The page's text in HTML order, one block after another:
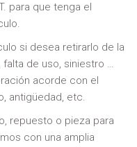
para que tenga el
si desea retirarlo de la
de uso, siniestro …
acorde con el
antigüedad, etc.
repuesto o pieza para
con una amplia